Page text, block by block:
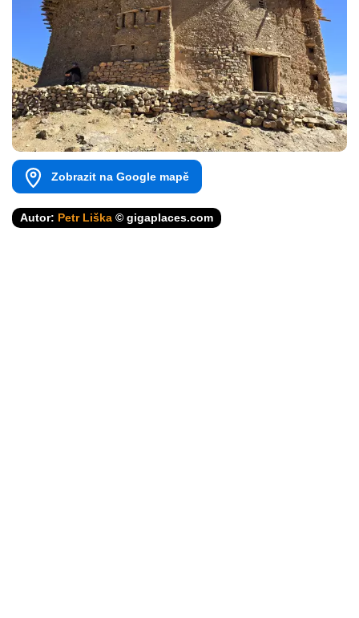
Zobrazit na Google mapě
Autor: Petr Liška © gigaplaces.com